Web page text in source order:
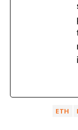
ETH